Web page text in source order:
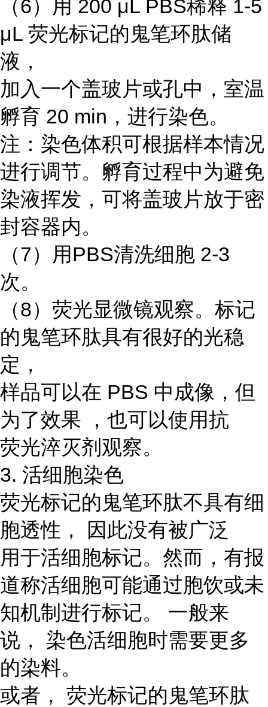
（6）用 200 μL PBS稀释 1-5
μL 荧光标记的鬼笔环肽储
液，
加入一个盖玻片或孔中，室温
孵育 20 min，进行染色。
注：染色体积可根据样本情况
进行调节。孵育过程中为避免
染液挥发，可将盖玻片放于密
封容器内。
（7）用PBS清洗细胞 2-3
次。
（8）荧光显微镜观察。标记
的鬼笔环肽具有很好的光稳
定，
样品可以在 PBS 中成像，但
为了效果 ，也可以使用抗
荧光淬灭剂观察。
3. 活细胞染色
荧光标记的鬼笔环肽不具有细
胞透性， 因此没有被广泛
用于活细胞标记。然而，有报
道称活细胞可能通过胞饮或未
知机制进行标记。 一般来
说， 染色活细胞时需要更多
的染料。
或者， 荧光标记的鬼笔环肽